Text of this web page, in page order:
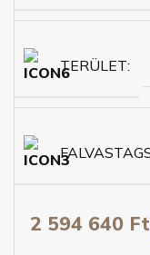
TERÜLET
2 594 640 Ft